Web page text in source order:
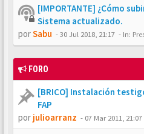
[IMPORTANTE] ¿Cómo
Sistema actualizado.
porSabu -30 Jul 2018, 21:17 - In:
FORO
[BRICO] Instalación
FAP
por julioarranz - 07 Mar 2011, 21:07